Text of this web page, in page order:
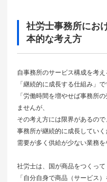
社労士事務所にお
本的な考え方
自事務所のサービス構成を考
「継続的に成長する仕組み」で
「労働時間を増やせば事務所
ませんが、
その考え方には限界があるの
事務所が継続的に成長していく
需要が多く供給が少ない業務を
社労士は、国が商品をつくって
「自分自身で商品（サービス